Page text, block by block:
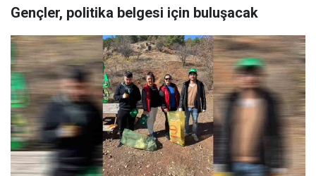
Gençler, politika belgesi için buluşacak